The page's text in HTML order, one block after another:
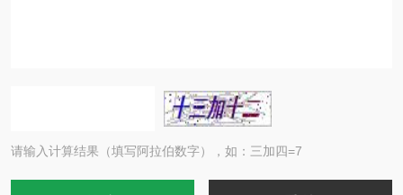
请输入计算结果（填写阿拉伯数字），如：三加四=7